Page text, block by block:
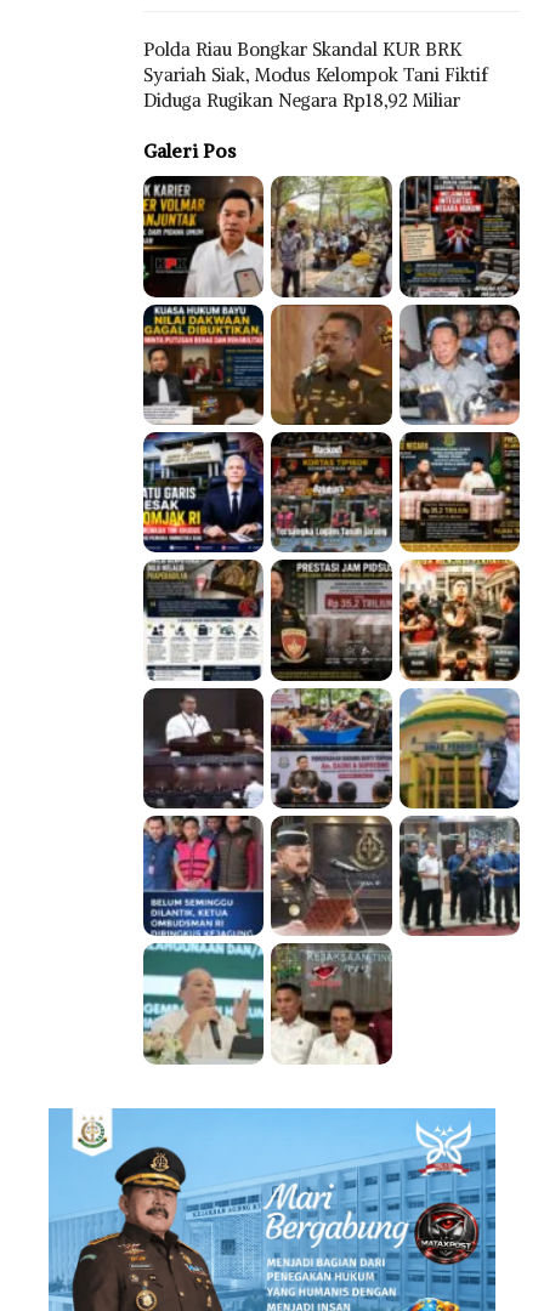
Polda Riau Bongkar Skandal KUR BRK
Syariah Siak, Modus Kelompok Tani Fiktif
Diduga Rugikan Negara Rp18,92 Miliar
Galeri Pos